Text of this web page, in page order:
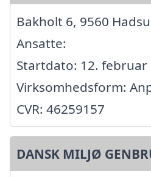
Bakholt 6, 9560
Ansatte:
Startdato: 12. februar
Virksomhedsform:
CVR: 46259157
DANSK MILJØ